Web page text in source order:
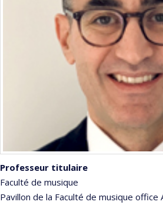
Professeur titulaire
Faculté de musique
Pavillon de la Faculté de musique office